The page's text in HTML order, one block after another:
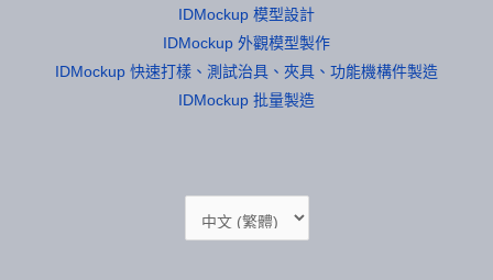
IDMockup 模型設計
IDMockup 外觀模型製作
IDMockup 快速打樣、測試治具、夾具、功能機構件製造
IDMockup 批量製造
Choose
a